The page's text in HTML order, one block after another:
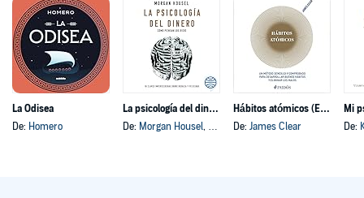
La Odisea
De: Homero
La psicología del dinero
De: Morgan Housel, y otros
Hábitos atómicos (Español neutro)
De: James Clear
Mi
De: